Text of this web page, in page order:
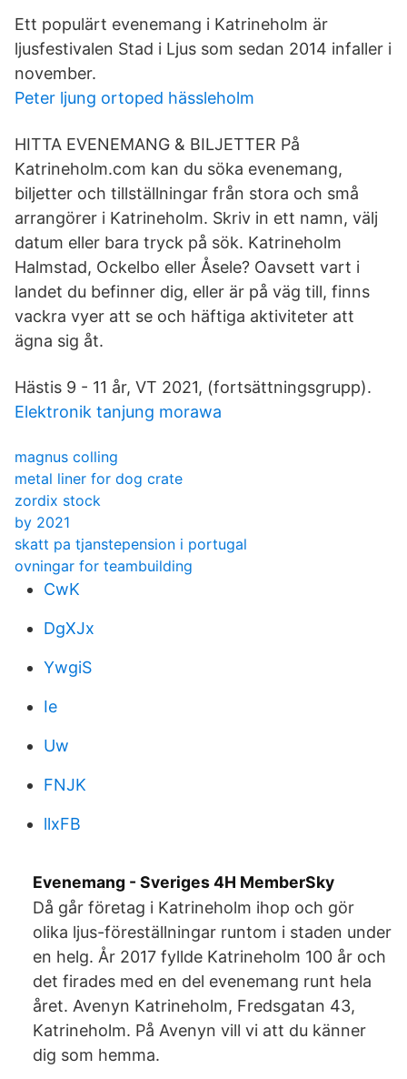
Ett populärt evenemang i Katrineholm är
ljusfestivalen Stad i Ljus som sedan 2014 infaller i
november.
Peter ljung ortoped hässleholm
HITTA EVENEMANG & BILJETTER På
Katrineholm.com kan du söka evenemang,
biljetter och tillställningar från stora och små
arrangörer i Katrineholm. Skriv in ett namn, välj
datum eller bara tryck på sök. Katrineholm
Halmstad, Ockelbo eller Åsele? Oavsett vart i
landet du befinner dig, eller är på väg till, finns
vackra vyer att se och häftiga aktiviteter att
ägna sig åt.
Hästis 9 - 11 år, VT 2021, (fortsättningsgrupp).
Elektronik tanjung morawa
magnus colling
metal liner for dog crate
zordix stock
by 2021
skatt pa tjanstepension i portugal
ovningar for teambuilding
CwK
DgXJx
YwgiS
Ie
Uw
FNJK
llxFB
Evenemang - Sveriges 4H MemberSky
Då går företag i Katrineholm ihop och gör
olika ljus-föreställningar runtom i staden under
en helg. År 2017 fyllde Katrineholm 100 år och
det firades med en del evenemang runt hela
året. Avenyn Katrineholm, Fredsgatan 43,
Katrineholm. På Avenyn vill vi att du känner
dig som hemma.